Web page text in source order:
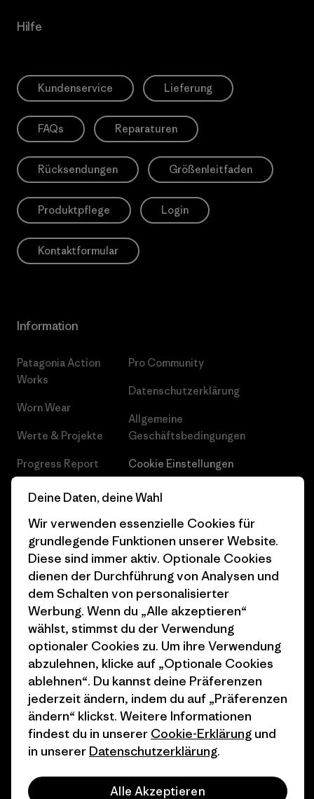
Hilfe
Kundenservice Lieferung
FAQs Reparaturen
Rücksendungen Größenleitfaden
Produktpflege Login
Kontaktformular
Information
Patagonia Action
Works
Worn Wear
Werte & Projekte
Progress Report
Business Unusual
Klimaziele
1% For The Planet
Wie wir finanzieren
Geschenkgutscheine
Stores in deiner
Nähe
Pro Community
Datenschutzerklärung
Allgemeine
Geschäftsbedingungen
Cookie Einstellungen
Karriere
Pressekontakt
Industry program
Affiliate-Programm
Patagonia Deutschland
Seitenverzeichnis
© 2026 Patagonia, Inc. All Rights Reserved.
Deine Daten, deine Wahl
Wir verwenden essenzielle Cookies für
grundlegende Funktionen unserer Website.
Diese sind immer aktiv. Optionale Cookies
dienen der Durchführung von Analysen und
dem Schalten von personalisierter
Werbung. Wenn du „Alle akzeptieren“
wählst, stimmst du der Verwendung
optionaler Cookies zu. Um ihre Verwendung
abzulehnen, klicke auf „Optionale Cookies
ablehnen“. Du kannst deine Präferenzen
jederzeit ändern, indem du auf „Präferenzen
ändern“ klickst. Weitere Informationen
findest du in unserer Cookie-Erklärung und
in unserer Datenschutzerklärung.
Alle Akzeptieren